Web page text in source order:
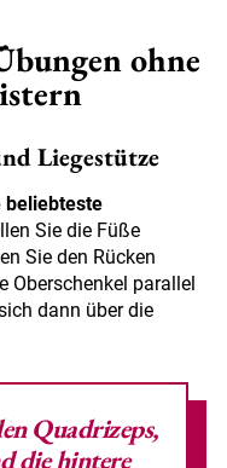
ohne
Liegestütze
beliebteste
Sie die Füße
Sie den Rücken
Oberschenkel parallel
dann über die
Quadrizeps,
die hintere